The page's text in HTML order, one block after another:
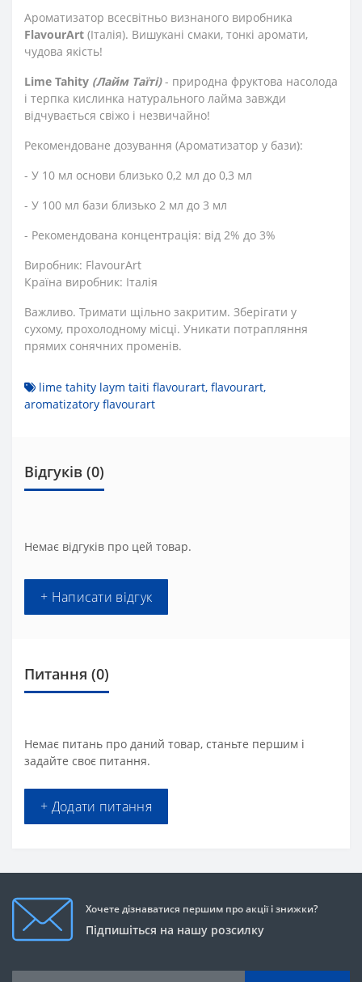
Ароматизатор всесвітньо визнаного виробника
FlavourArt (Італія). Вишукані смаки, тонкі аромати,
чудова якість!
Lime Tahity (Лайм Таїті)- природна фруктова насолода
і терпка кислинка натурального лайма завжди
відчувається свіжо і незвичайно!
Рекомендоване дозування (Ароматизатор у бази):
- У 10 мл основи близько 0,2 мл до 0,3 мл
- У 100 мл бази близько 2 мл до 3 мл
- Рекомендована концентрація: від 2% до 3%
Виробник: FlavourArt
Країна виробник: Італія
Важливо. Тримати щільно закритим. Зберігати у
сухому, прохолодному місці. Уникати потрапляння
прямих сонячних променів.
lime tahity laym taiti flavourart, flavourart,
aromatizatory flavourart
Відгуків (0)
Немає відгуків про цей товар.
+ Написати відгук
Питання (0)
Немає питань про даний товар, станьте першим і
задайте своє питання.
+ Додати питання
Хочете дізнаватися першим про акції і знижки?
Підпишіться на нашу розсилку